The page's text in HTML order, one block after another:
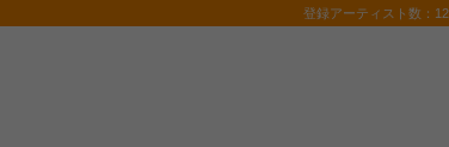
登録アーティスト数：